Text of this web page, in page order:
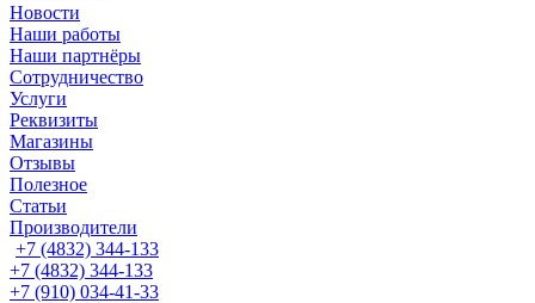
Новости
Наши работы
Наши партнёры
Сотрудничество
Услуги
Реквизиты
Магазины
Отзывы
Полезное
Статьи
Производители
+7 (4832) 344-133
+7 (4832) 344-133
+7 (910) 034-41-33